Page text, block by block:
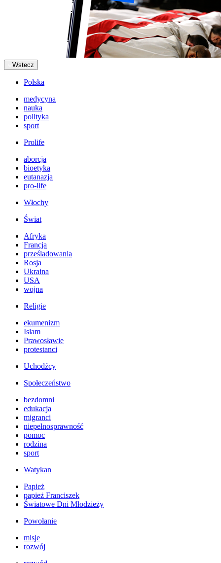
Wstecz
Polska
medycyna
nauka
polityka
sport
Prolife
aborcja
bioetyka
eutanazja
pro-life
Włochy
Świat
Afryka
Francja
prześladowania
Rosja
Ukraina
USA
wojna
Religie
ekumenizm
Islam
Prawosławie
protestanci
Uchodźcy
Społeczeństwo
bezdomni
edukacja
migranci
niepełnosprawność
pomoc
rodzina
sport
Watykan
Papież
papież Franciszek
Światowe Dni Młodzieży
Powołanie
misje
rozwój